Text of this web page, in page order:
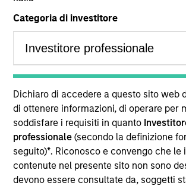
Categoria di investitore
Dichiaro di accedere a questo sito web
di ottenere informazioni, di operare per
soddisfare i requisiti in quanto
professionale(secondo la definizione
seguito)*. Riconosco e convengo che le
contenute nel presente sito non sono
devono essere consultate da, soggetti
Personalized Portfolios
Indexing
Parametric Portfolio Associates has
Indexing Solutions 2026," recognizing
longstanding leadership in
managed investing. The profile
Parametric's client-centric approach
indexing, emphasizing customized
solutions designed around individual
needs rather than standardized
products
30-LUG-2026